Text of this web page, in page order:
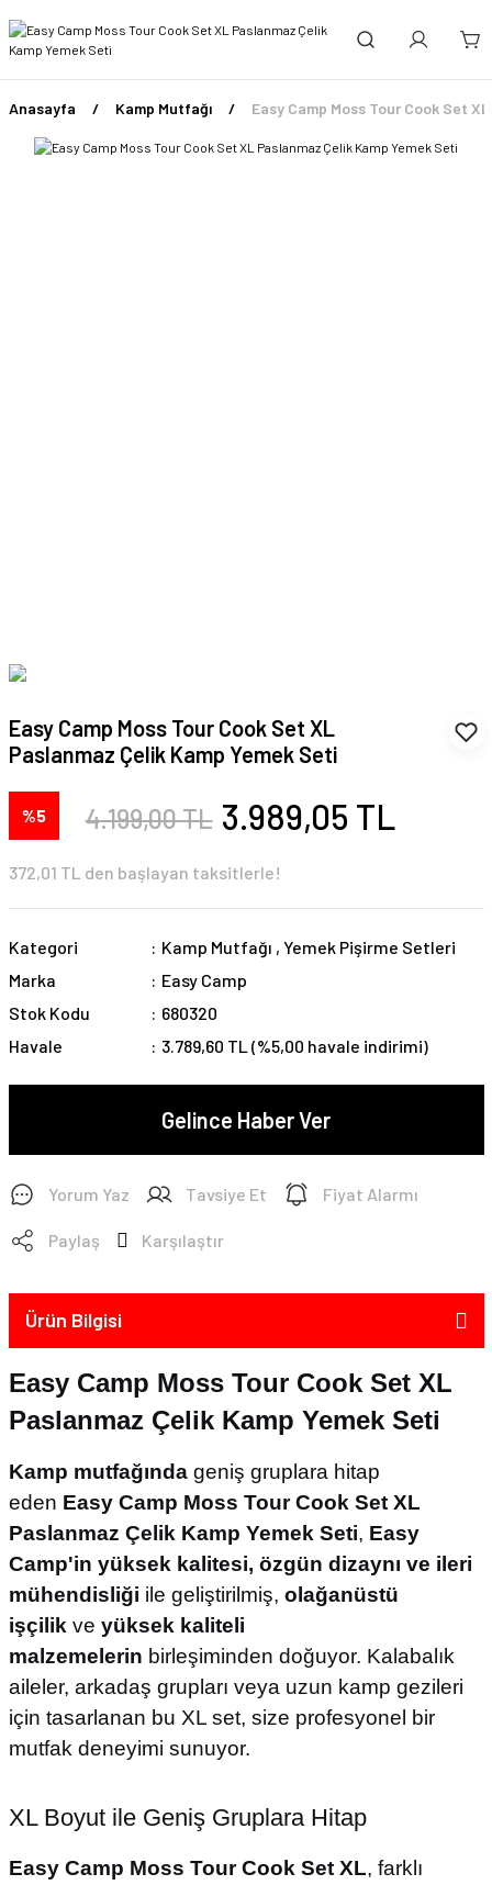
Anasayfa Kamp Mutfağı Easy Camp Moss Tour Cook Set
Easy Camp Moss Tour Cook Set XL
Paslanmaz Çelik Kamp Yemek Seti
%5 4.199,00 TL 3.989,05 TL
372,01 TL den başlayan taksitlerle!
Kategori Kamp Mutfağı ,Yemek Pişirme Setleri
Marka
Easy Camp
Stok Kodu
680320
Havale
3.789,60 TL (%5,00 havale indirimi)
Gelince Haber Ver
Yorum Yaz Tavsiye Et Fiyat Alarmı
Paylaş Karşılaştır
Ürün Bilgisi
Easy Camp Moss Tour Cook Set XL
Paslanmaz Çelik Kamp Yemek Seti
Kamp mutfağındageniş gruplara hitap
eden Easy Camp Moss Tour Cook Set XL
Paslanmaz Çelik Kamp Yemek Seti, Easy
Camp'in yüksek kalitesi, özgün dizaynı ve ileri
mühendisliği ile geliştirilmiş, olağanüstü
işçilik ve yüksek kaliteli
malzemelerin birleşiminden doğuyor. Kalabalık
aileler, arkadaş grupları veya uzun kamp gezileri
için tasarlanan bu XL set, size profesyonel bir
mutfak deneyimi sunuyor.
XL Boyut ile Geniş Gruplara Hitap
Easy Camp Moss Tour Cook Set XL, farklı